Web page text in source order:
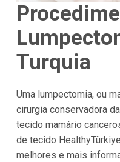
Turquia
Uma lumpectomia, ou
cirurgia conservadora
tecido mamário
de tecido
melhores e mais